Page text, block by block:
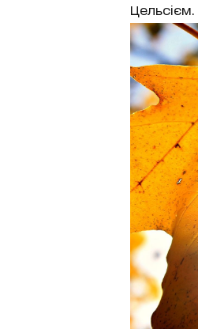
Цельсієм.